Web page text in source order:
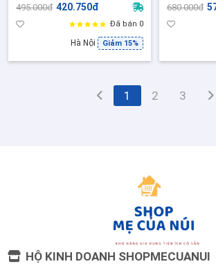
Tặng Sang Trọng (80046-6-
Màu Trong Suốt)
495.000đ 420.750đ
Đã bán 0
Hà Nội Giảm 15%
Cấp Decor
680.000đ
1 2 3
HỘ KINH DOANH SHOPMECUANUI